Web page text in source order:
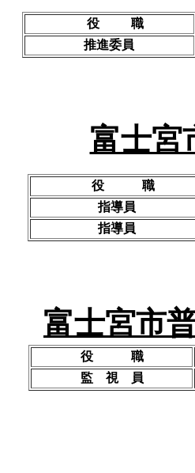
役 職
推進委員
富士宮
役 職
指導員
指導員
富士宮市
役 職
監 視 員